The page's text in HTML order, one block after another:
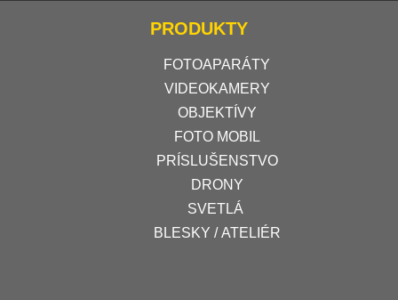
PRODUKTY
FOTOAPARÁTY
VIDEOKAMERY
OBJEKTÍVY
FOTO MOBIL
PRÍSLUŠENSTVO
DRONY
SVETLÁ
BLESKY / ATELIÉR